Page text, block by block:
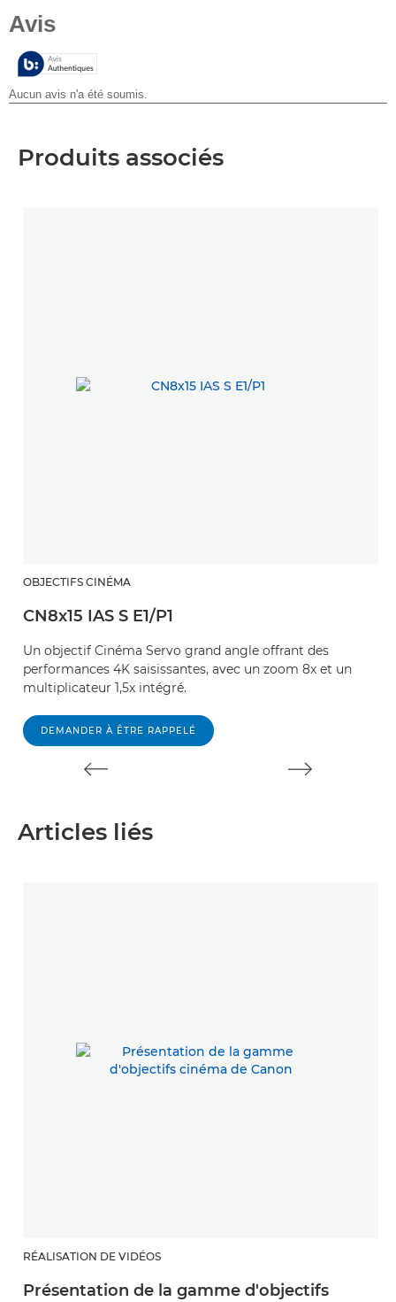
Produits associés
OBJECTIFS CINÉMA
CN8x15 IAS S E1/P1
Un objectif Cinéma Servo grand angle offrant des
performances 4K saisissantes, avec un zoom 8x et un
multiplicateur 1,5x intégré.
DEMANDER À ÊTRE RAPPELÉ
Articles liés
RÉALISATION DE VIDÉOS
Présentation de la gamme d'objectifs